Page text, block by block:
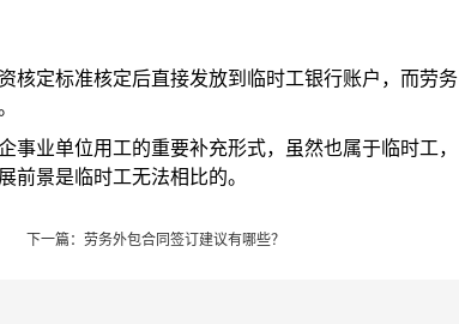
定标准核定后直接发放到临时工银行账户，而劳务
业单位用工的重要补充形式，虽然也属于临时工，
前景是临时工无法相比的。
下一篇： 劳务外包合同签订建议有哪些？